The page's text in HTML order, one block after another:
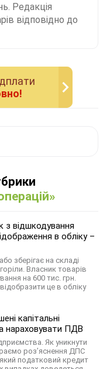
Редакція
відповідно до
з відшкодування
в обліку –
зберігає на складі
Власник товарів
на 600 тис. грн.
це в обліку
капітальні
нараховувати ПДВ
Як уникнути
роз’яснення ДПС
який податковий кредит